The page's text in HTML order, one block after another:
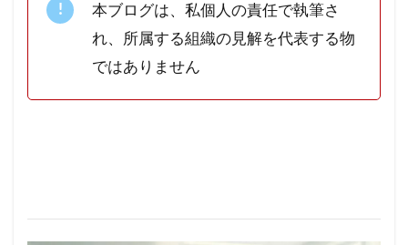
本ブログは、私個人の責任で執筆さ
れ、所属する組織の見解を代表する物
ではありません